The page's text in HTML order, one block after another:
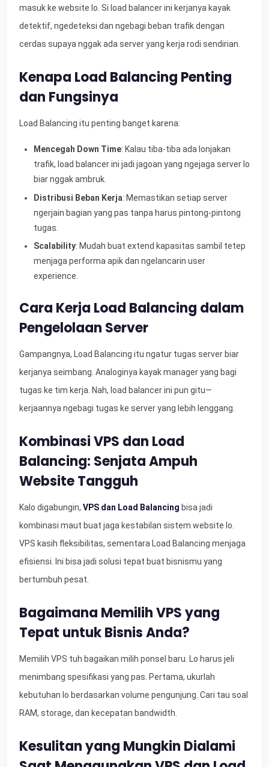
masuk ke website lo. Si load balancer ini kerjanya kayak
detektif, ngedeteksi dan ngebagi beban trafik dengan
cerdas supaya nggak ada server yang kerja rodi sendirian.
Kenapa Load Balancing Penting
dan Fungsinya
Load Balancing itu penting banget karena:
Mencegah Down Time: Kalau tiba-tiba ada lonjakan
trafik, load balancer ini jadi jagoan yang ngejaga server lo
biar nggak ambruk.
Distribusi Beban Kerja: Memastikan setiap server
ngerjain bagian yang pas tanpa harus pintong-pintong
tugas.
Scalability: Mudah buat extend kapasitas sambil tetep
menjaga performa apik dan ngelancarin user
experience.
Cara Kerja Load Balancing dalam
Pengelolaan Server
Gampangnya, Load Balancing itu ngatur tugas server biar
kerjanya seimbang. Analoginya kayak manager yang bagi
tugas ke tim kerja. Nah, load balancer ini pun gitu—
kerjaannya ngebagi tugas ke server yang lebih lenggang.
Kombinasi VPS dan Load
Balancing: Senjata Ampuh
Website Tangguh
Kalo digabungin, VPS dan Load Balancing bisa jadi
kombinasi maut buat jaga kestabilan sistem website lo.
VPS kasih fleksibilitas, sementara Load Balancing menjaga
efisiensi. Ini bisa jadi solusi tepat buat bisnismu yang
bertumbuh pesat.
Bagaimana Memilih VPS yang
Tepat untuk Bisnis Anda?
Memilih VPS tuh bagaikan milih ponsel baru. Lo harus jeli
menimbang spesifikasi yang pas. Pertama, ukurlah
kebutuhan lo berdasarkan volume pengunjung. Cari tau soal
RAM, storage, dan kecepatan bandwidth.
Kesulitan yang Mungkin Dialami